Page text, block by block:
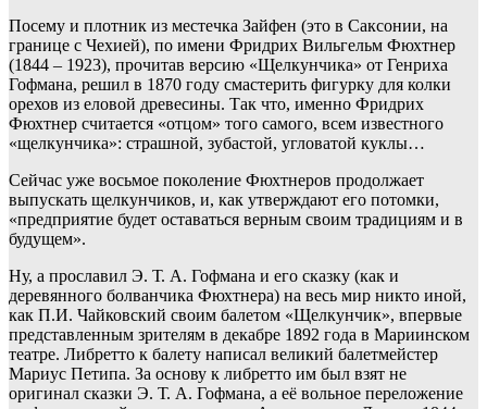
Посему и плотник из местечка Зайфен (это в Саксонии, на
границе с Чехией), по имени Фридрих Вильгельм Фюхтнер
(1844 – 1923), прочитав версию «Щелкунчика» от Генриха
Гофмана, решил в 1870 году смастерить фигурку для колки
орехов из еловой древесины. Так что, именно Фридрих
Фюхтнер считается «отцом» того самого, всем известного
«щелкунчика»: страшной, зубастой, угловатой куклы…
Сейчас уже восьмое поколение Фюхтнеров продолжает
выпускать щелкунчиков, и, как утверждают его потомки,
«предприятие будет оставаться верным своим традициям и в
будущем».
Ну, а прославил Э. Т. А. Гофмана и его сказку (как и
деревянного болванчика Фюхтнера) на весь мир никто иной,
как П.И. Чайковский своим балетом «Щелкунчик», впервые
представленным зрителям в декабре 1892 года в Мариинском
театре. Либретто к балету написал великий балетмейстер
Мариус Петипа. За основу к либретто им был взят не
оригинал сказки Э. Т. А. Гофмана, а её вольное переложение